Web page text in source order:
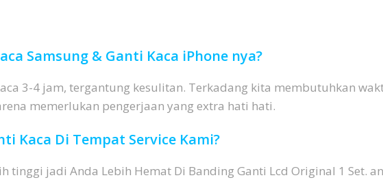
Samsung & Ganti Kaca iPhone nya?
3-4 jam, tergantung kesulitan. Terkadang kita membutuhkan
memerlukan pengerjaan yang extra hati hati.
Kaca Di Tempat Service Kami?
tinggi jadi Anda Lebih Hemat Di Banding Ganti Lcd Original 1 Set.